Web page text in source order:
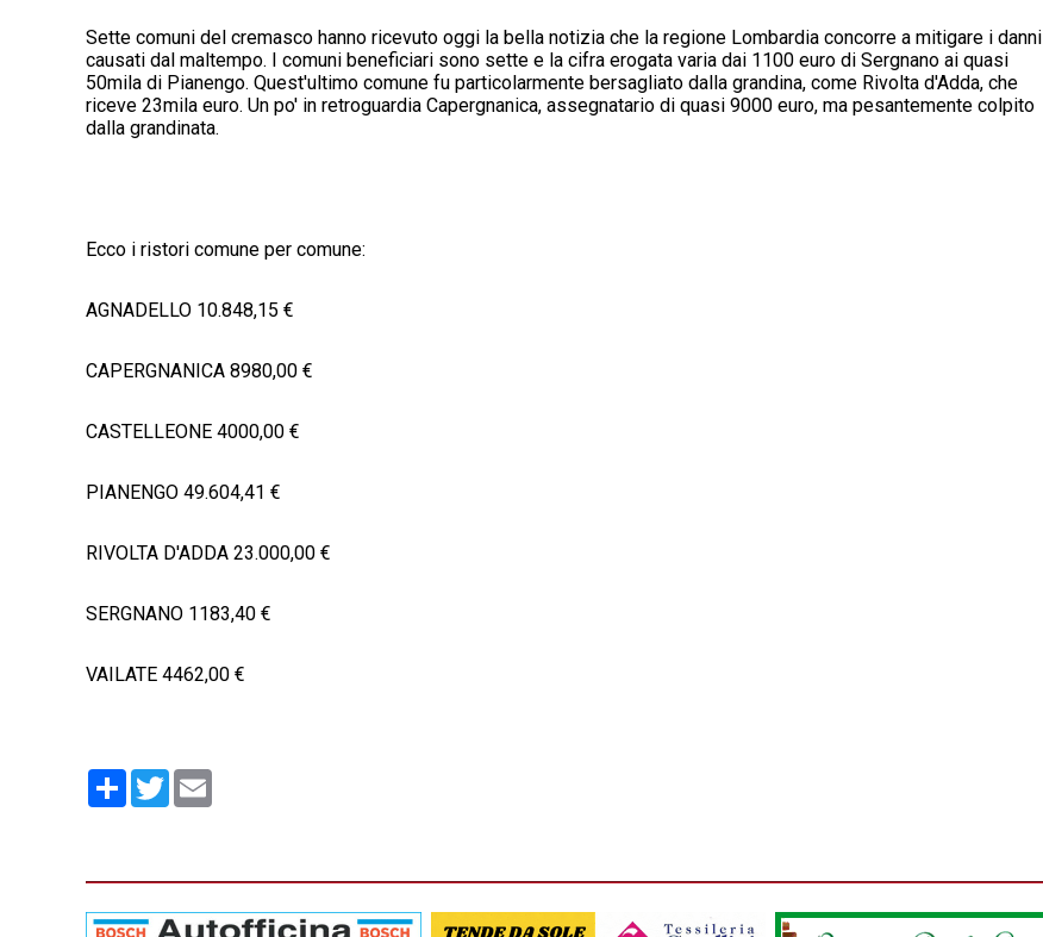
Sette comuni del cremasco hanno ricevuto oggi la bella notizia che la regione Lombardia concorre a mitigare i danni
causati dal maltempo. I comuni beneficiari sono sette e la cifra erogata varia dai 1100 euro di Sergnano ai quasi
50mila di Pianengo. Quest'ultimo comune fu particolarmente bersagliato dalla grandina, come Rivolta d'Adda, che
riceve 23mila euro. Un po' in retroguardia Capergnanica, assegnatario di quasi 9000 euro, ma pesantemente colpito
dalla grandinata.
Ecco i ristori comune per comune:
AGNADELLO 10.848,15 €
CAPERGNANICA 8980,00 €
CASTELLEONE 4000,00 €
PIANENGO 49.604,41 €
RIVOLTA D'ADDA 23.000,00 €
SERGNANO 1183,40 €
VAILATE 4462,00 €
Condividi
Twitter